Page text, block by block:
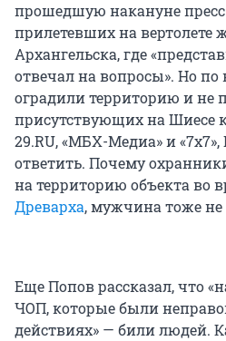
прошедшую накануне
прилетевших на вертолете
Архангельска, где
отвечал на вопросы». Но
оградили территорию и не
присутствующих на Шиесе
29.RU, «МБХ-Медиа» и
ответить. Почему
на территорию объекта во
Древарха, мужчина тоже не
Еще Попов рассказал, что
ЧОП, которые были
действиях» — били людей.